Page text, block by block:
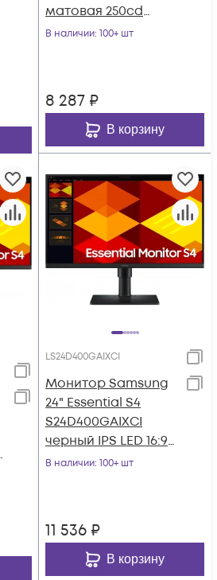
матовая 250cd
178гр/178гр 1920x1080
В наличии: 100+ шт
8 287 ₽
В корзину
LS24D400GAIXCI
Монитор Samsung
24" Essential S4
S24D400GAIXCI
черный IPS LED 16:9
HDMI матовая HAS
В наличии: 100+ шт
11 536 ₽
В корзину